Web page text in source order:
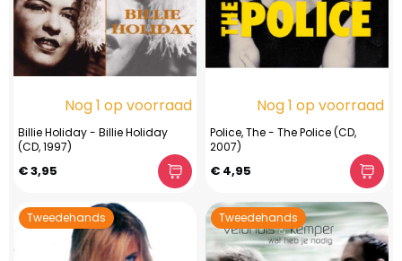
Nog 1 op voorraad
Billie Holiday - Billie Holiday
(CD, 1997)
€ 3,95
Nog 1 op voorraad
Police, The - The Police (CD,
2007)
€ 4,95
Tweedehands Tweedehands